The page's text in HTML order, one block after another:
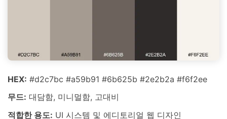
HEX: #d2c7bc #a59b91 #6b625b #2e2b2a #f6f2ee
무드: 대담함, 미니멀함, 고대비
적합한 용도: UI 시스템 및 에디토리얼 웹 디자인